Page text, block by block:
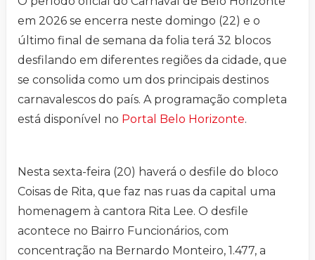
em 2026 se encerra neste domingo (22) e o
último final de semana da folia terá 32 blocos
desfilando em diferentes regiões da cidade, que
se consolida como um dos principais destinos
carnavalescos do país. A programação completa
está disponível no Portal Belo Horizonte.
Nesta sexta-feira (20) haverá o desfile do bloco
Coisas de Rita, que faz nas ruas da capital uma
homenagem à cantora Rita Lee. O desfile
acontece no Bairro Funcionários, com
concentração na Bernardo Monteiro, 1.477, a